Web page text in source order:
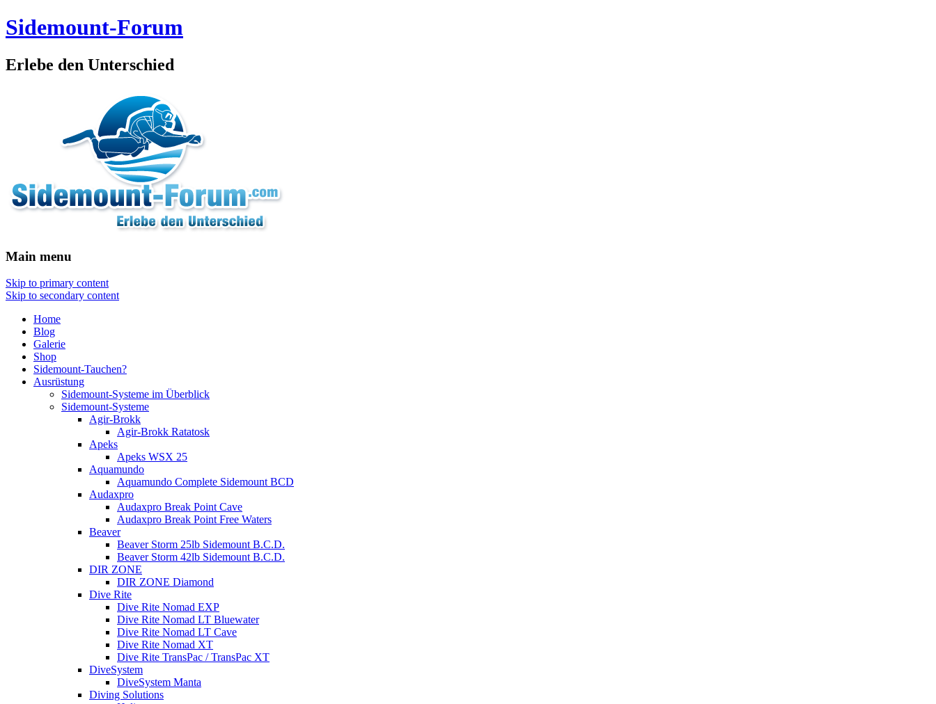
Sidemount-Forum
Erlebe den Unterschied
Main menu
Skip to primary content
Skip to secondary content
Home
Blog
Galerie
Shop
Sidemount-Tauchen?
Ausrüstung
Sidemount-Systeme im Überblick
Sidemount-Systeme
Agir-Brokk
Agir-Brokk Ratatosk
Apeks
Apeks WSX 25
Aquamundo
Aquamundo Complete Sidemount BCD
Audaxpro
Audaxpro Break Point Cave
Audaxpro Break Point Free Waters
Beaver
Beaver Storm 25lb Sidemount B.C.D.
Beaver Storm 42lb Sidemount B.C.D.
DIR ZONE
DIR ZONE Diamond
Dive Rite
Dive Rite Nomad EXP
Dive Rite Nomad LT Bluewater
Dive Rite Nomad LT Cave
Dive Rite Nomad XT
Dive Rite TransPac / TransPac XT
DiveSystem
DiveSystem Manta
Diving Solutions